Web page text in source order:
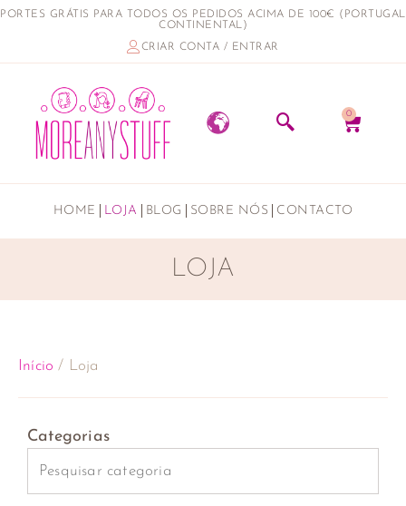
PORTES GRÁTIS PARA TODOS OS PEDIDOS ACIMA DE 100€ (PORTUGAL
CONTINENTAL)
CRIAR CONTA / ENTRAR
0
HOME LOJA BLOG SOBRE NÓS CONTACTO
LOJA
Início / Loja
Categorias